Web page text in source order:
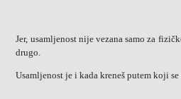
Jer, usamljenost nije vezana samo za
drugo.
Usamljenost je i kada kreneš putem koji